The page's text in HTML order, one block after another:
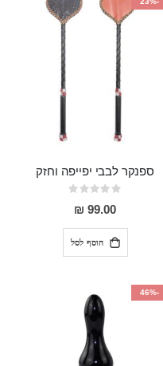
ספנקר לבבי יפייפה וחזק
Rating:
0%
99.00 ₪
הוסף לסל
-46%